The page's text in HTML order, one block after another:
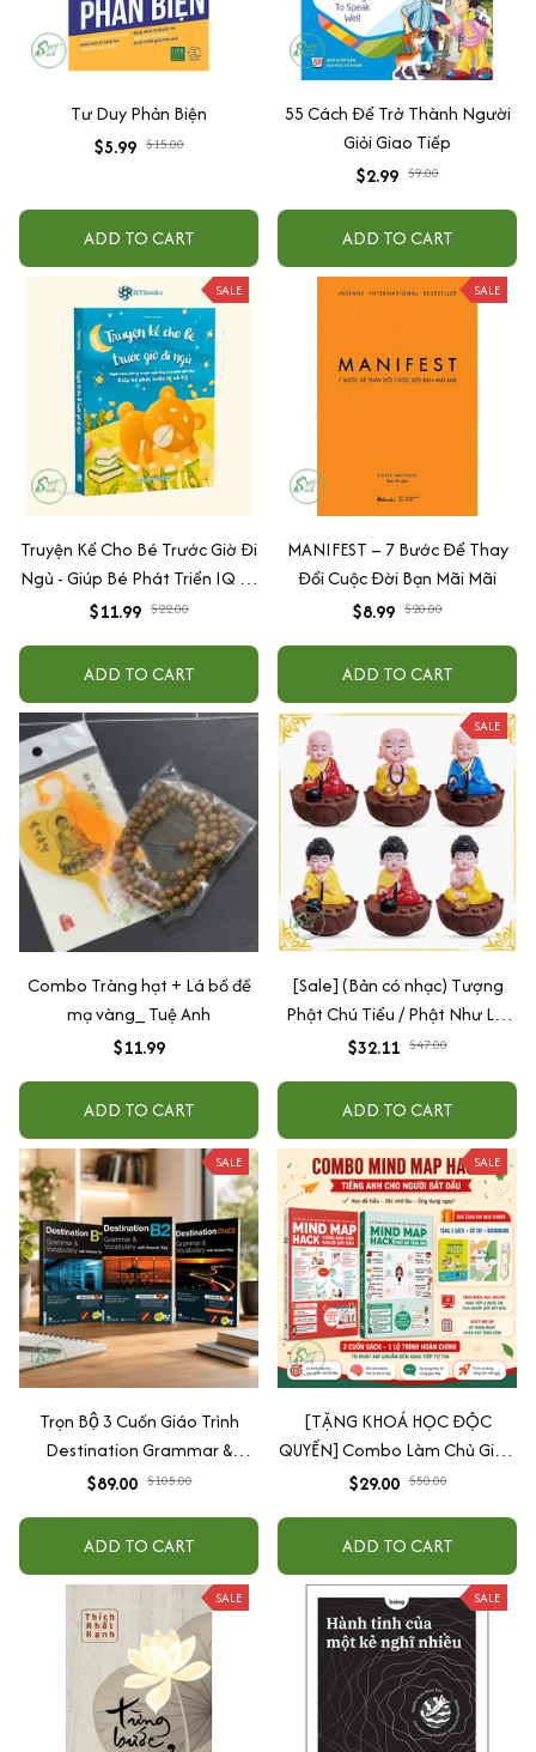
Tư Duy Phản Biện
$5.99 $15.00
ADD TO CART
55 Cách Để Trở Thành Người
Giỏi Giao Tiếp
$2.99 $9.00
ADD TO CART
SALE
Truyện Kể Cho Bé Trước Giờ Đi
Ngủ - Giúp Bé Phát Triển IQ Và
EQ
$11.99 $22.00
ADD TO CART
SALE
MANIFEST – 7 Bước Để Thay
Đổi Cuộc Đời Bạn Mãi Mãi
$8.99 $20.00
ADD TO CART
Combo Tràng hạt + Lá bồ đề
mạ vàng_ Tuệ Anh
$11.99
ADD TO CART
SALE
[Sale] (Bản có nhạc) Tượng
Phật Chú Tiểu / Phật Như Lai
Gõ Mõ Tụng Kinh Có 6 Bài
$32.11 $47.00
ADD TO CART
SALE
Trọn Bộ 3 Cuốn Giáo Trình
Destination Grammar &
Vocabulary B1, B2 và C1&C2 (
$89.00 $105.00
ADD TO CART
SALE
[TẶNG KHOÁ HỌC ĐỘC
QUYỀN] Combo Làm Chủ Giao
Tiếp: Sách Mindmap Giao Tiếp
Cho Người Mới Bắt Đầu
$29.00 $50.00
ADD TO CART
SALE SALE